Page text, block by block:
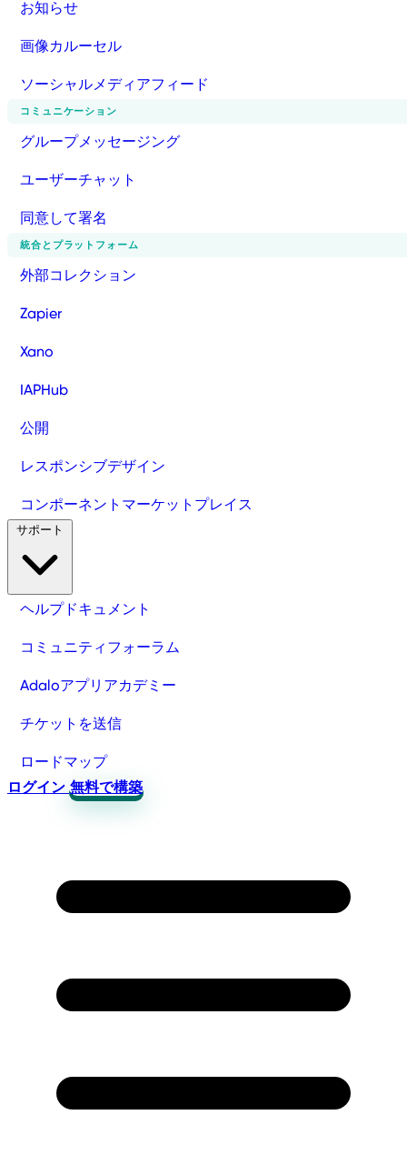
お知らせ
画像カルーセル
ソーシャルメディアフィード
コミュニケーション
グループメッセージング
ユーザーチャット
同意して署名
統合とプラットフォーム
外部コレクション
Zapier
Xano
IAPHub
公開
レスポンシブデザイン
コンポーネントマーケットプレイス
ヘルプドキュメント
コミュニティフォーラム
Adaloアプリアカデミー
チケットを送信
ロードマップ
ログイン 無料で構築